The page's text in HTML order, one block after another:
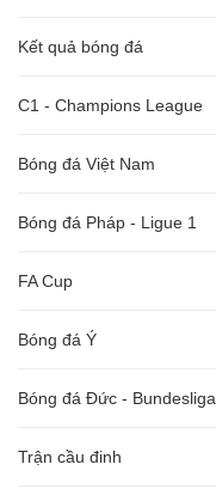
Kết quả bóng đá
C1 - Champions League
Bóng đá Việt Nam
Bóng đá Pháp - Ligue 1
FA Cup
Bóng đá Ý
Bóng đá Đức - Bundesliga
Trận cầu đinh